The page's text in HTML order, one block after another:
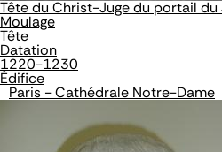
Tête du Christ-Juge du portail du
Moulage
Tête
Datation
1220-1230
Édifice
Paris - Cathédrale Notre-Dame